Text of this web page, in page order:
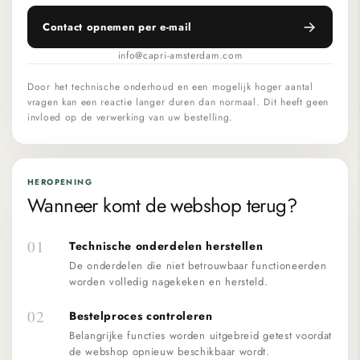
Contact opnemen per e-mail
info@capri-amsterdam.com
Door het technische onderhoud en een mogelijk hoger aantal
vragen kan een reactie langer duren dan normaal. Dit heeft geen
invloed op de verwerking van uw bestelling.
HEROPENING
Wanneer komt de webshop terug?
01 Technische onderdelen herstellen
De onderdelen die niet betrouwbaar functioneerden
worden volledig nagekeken en hersteld.
02 Bestelproces controleren
Belangrijke functies worden uitgebreid getest voordat
de webshop opnieuw beschikbaar wordt.